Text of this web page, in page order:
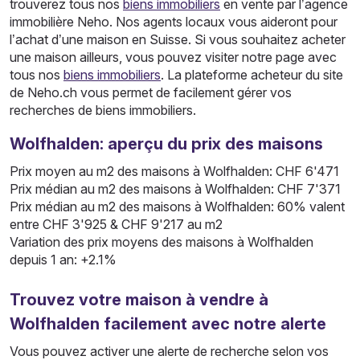
trouverez tous nos biens immobiliers en vente par l’agence
immobilière Neho. Nos agents locaux vous aideront pour
l’achat d’une maison en Suisse. Si vous souhaitez acheter
une maison ailleurs, vous pouvez visiter notre page avec
tous nos biens immobiliers. La plateforme acheteur du site
de Neho.ch vous permet de facilement gérer vos
recherches de biens immobiliers.
Wolfhalden: aperçu du prix des maisons
Prix moyen au m2 des maisons à Wolfhalden: CHF 6'471
Prix médian au m2 des maisons à Wolfhalden: CHF 7'371
Prix médian au m2 des maisons à Wolfhalden: 60% valent
entre CHF 3'925 & CHF 9'217 au m2
Variation des prix moyens des maisons à Wolfhalden
depuis 1 an: +2.1%
Trouvez votre maison à vendre à
Wolfhalden facilement avec notre alerte
Vous pouvez activer une alerte de recherche selon vos